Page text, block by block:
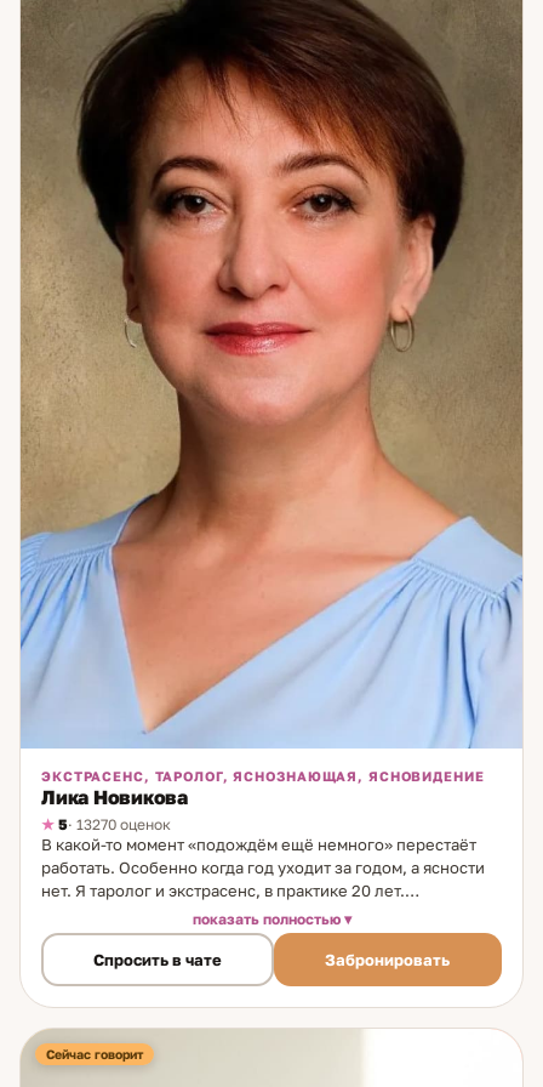
Любовь на расстоянии. Ситуации выбора — когда нужно
решить, и страшно ошибиться. Также работаю с
причинами одиночества и повторяющимися сценариями в
отношениях: когда снова и снова происходит одно и то же
— с разными людьми, но одним и тем же результатом.
Нахожу механику и объясняю её так, чтобы человек мог её
изменить. Отдельная тема — самопознание и измена: что
стоит за изменой, что она означает для отношений, как это
принять или преодолеть. После консультации главное —
не просто ответ на вопрос, а ощущение, что стало
понятнее и есть точка опоры.
ЭКСТРАСЕНС, ТАРОЛОГ, ЯСНОЗНАЮЩАЯ, ЯСНОВИДЕНИЕ
Лика Новикова
5· 13270 оценок
В какой-то момент «подождём ещё немного» перестаёт
работать. Особенно когда год уходит за годом, а ясности
нет. Я таролог и экстрасенс, в практике 20 лет.
Способности начали развиваться с детства под
руководством бабушки. Со временем Таро и
экстрасенсорное считывание стали основным форматом —
как наиболее полный и точный инструмент. Два канала
одновременно: расклад Таро и прямое считывание
ситуации. Это даёт более полную картину: не только что
происходит внешне, но и внутренние состояния людей,
показать полностью
Спросить в чате Забронировать
Сейчас говорит